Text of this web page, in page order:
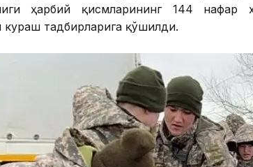
ҳарбий қисмларининг 144 нафар
тадбирларига қўшилди.